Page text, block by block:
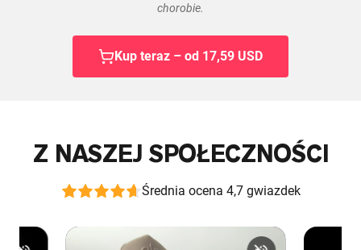
chorobie.
Kup teraz – od 17,59 USD
Z NASZEJ SPOŁECZNOŚCI
Średnia ocena 4,7 gwiazdek